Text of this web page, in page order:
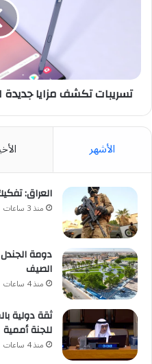
برو“
تسريبات تكشف مزايا جديدة
الأشهر
العراق:
منذ 3 ساعات
الصيف
منذ 4 ساعات
ثقة دولية
للجنة أممية
منذ 4 ساعات